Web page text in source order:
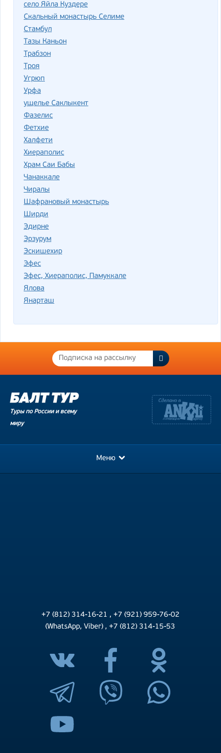
село Яйла Куздере
Скальный монастырь Селиме
Стамбул
Тазы Каньон
Трабзон
Троя
Угрюп
Урфа
ущелье Саклыкент
Фазелис
Фетхие
Халфети
Хиераполис
Храм Саи Бабы
Чанаккале
Чиралы
Шафрановый монастырь
Ширди
Эдирне
Эрзурум
Эскишехир
Эфес
Эфес, Хиераполис, Памуккале
Ялова
Янарташ
Туры по России и всему
миру
Меню
+7 (812) 314-16-21 , +7 (921) 959-76-02
(WhatsApp, Viber) ,+7 (812) 314-15-53